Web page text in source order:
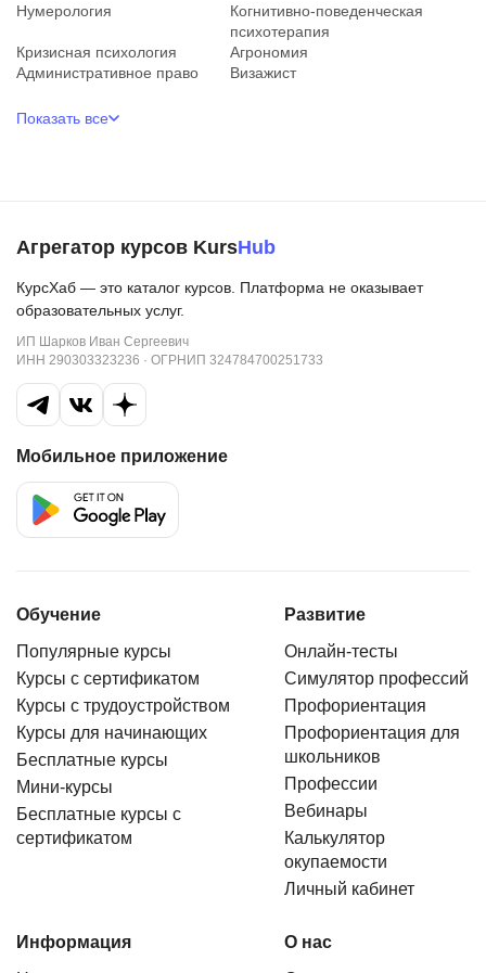
Нумерология
Когнитивно-поведенческая
психотерапия
Кризисная психология
Агрономия
Административное право
Визажист
Показать все
Агрегатор курсов KursHub
КурсХаб — это каталог курсов. Платформа не оказывает
образовательных услуг.
ИП Шарков Иван Сергеевич
ИНН 290303323236 · ОГРНИП 324784700251733
Мобильное приложение
Обучение
Популярные курсы
Курсы с сертификатом
Курсы с трудоустройством
Курсы для начинающих
Бесплатные курсы
Мини-курсы
Бесплатные курсы с
сертификатом
Развитие
Онлайн-тесты
Симулятор профессий
Профориентация
Профориентация для
школьников
Профессии
Вебинары
Калькулятор
окупаемости
Личный кабинет
Информация
О нас